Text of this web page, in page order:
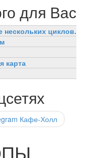
для Вас
нескольких циклов.
карта
Кафе-Холл